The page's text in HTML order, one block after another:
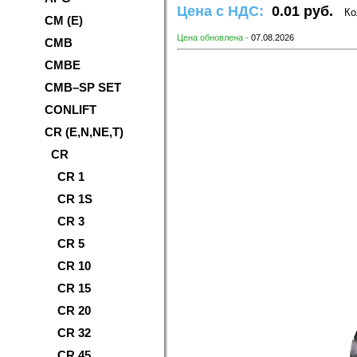
CM (E)
CMB
CMBE
CMB–SP SET
CONLIFT
CR (E,N,NE,T)
CR
CR 1
CR 1S
CR 3
CR 5
CR 10
CR 15
CR 20
CR 32
Цена с НДС: 0.01 руб.
Цена обновлена - 07.08.2026